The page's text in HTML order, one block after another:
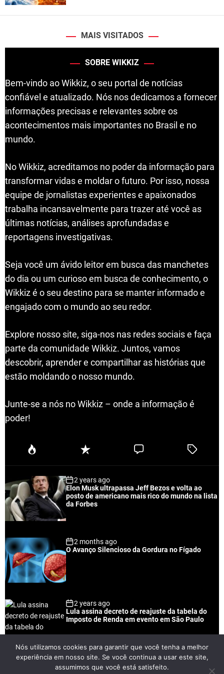
MAIS VISITADOS
SOBRE WIKKIZ
Bem-vindo ao Wikkiz, o seu portal de notícias
confiável e atualizado. Nós nos dedicamos a fornecer
informações precisas e relevantes sobre os
acontecimentos mais importantes no Brasil e no
mundo.
No Wikkiz, acreditamos no poder da informação para
transformar vidas e moldar o futuro. Por isso, nossa
equipe de jornalistas experientes e apaixonados
trabalha incansavelmente para trazer até você as
últimas notícias, análises aprofundadas e
reportagens investigativas.
Seja você um ávido leitor em busca das manchetes
do dia ou um curioso em busca de conhecimento, o
Wikkiz é o seu destino para se manter informado e
engajado com o mundo ao seu redor.
Explore nosso site, siga-nos nas redes sociais e faça
parte da comunidade Wikkiz. Juntos, vamos
descobrir, aprender e compartilhar as histórias que
estão moldando o nosso mundo.
Junte-se a nós no Wikkiz – onde a informação é
poder!
P
u
a
r
R
e
n
t
C
e
T
e
2 years ago
Elon Musk ultrapassa Jeff Bezos e volta ao
posto de americano mais rico do mundo na lista
da Forbes
2 months ago
O Avanço Silencioso da Gordura no Fígado
2 years ago
Lula assina decreto de reajuste da tabela do
Imposto de Renda em evento em São Paulo
2 years ago
Nós utilizamos cookies para garantir que você tenha a melhor
experiência em nosso site. Se você continua a usar este site,
assumimos que você está satisfeito.